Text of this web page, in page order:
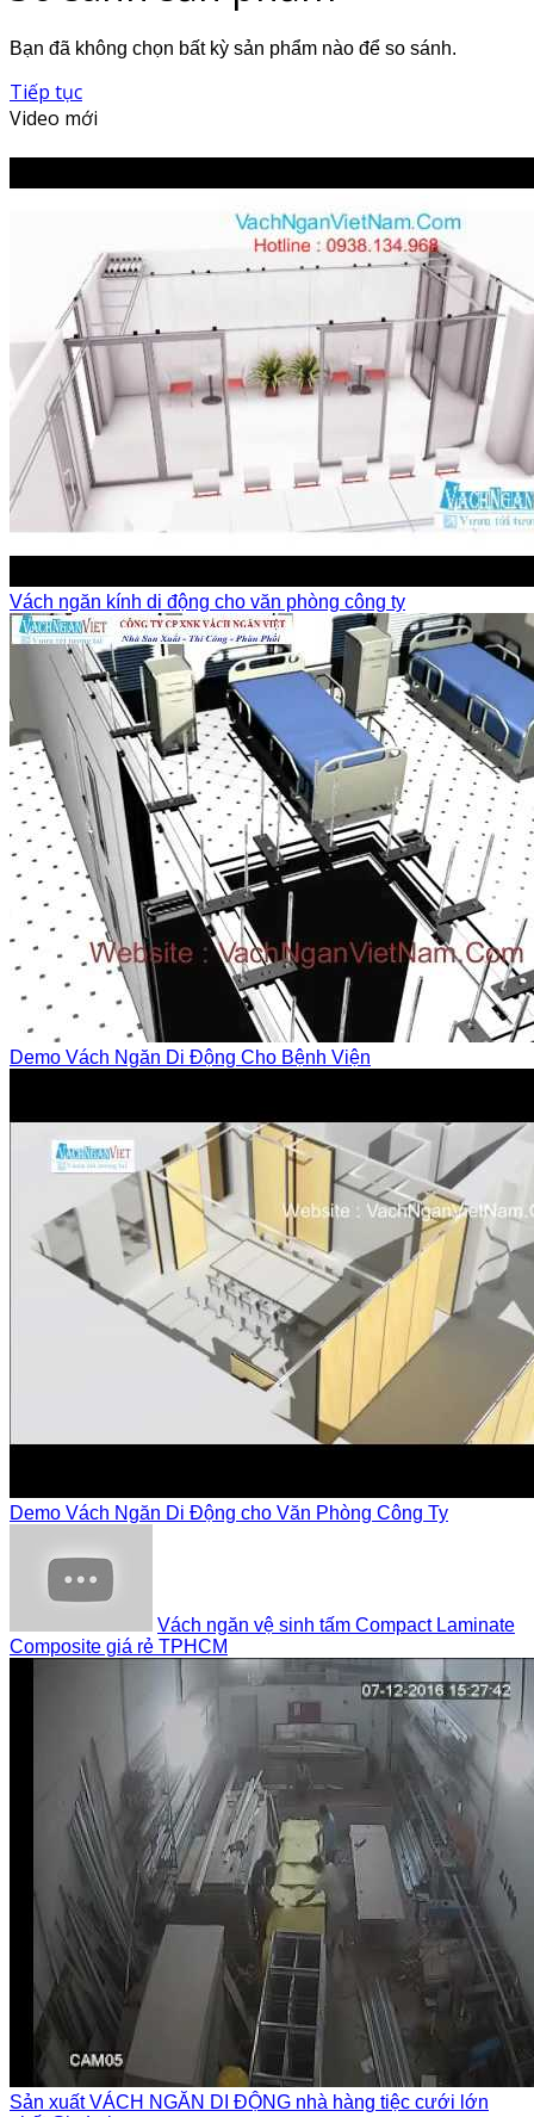
Bạn đã không chọn bất kỳ sản phẩm nào để so sánh.
Tiếp tục
Video mới
Vách ngăn kính di động cho văn phòng công ty
Demo Vách Ngăn Di Động Cho Bệnh Viện
Demo Vách Ngăn Di Động cho Văn Phòng Công Ty
Vách ngăn vệ sinh tấm Compact Laminate
Composite giá rẻ TPHCM
Sản xuất VÁCH NGĂN DI ĐỘNG nhà hàng tiệc cưới lớn